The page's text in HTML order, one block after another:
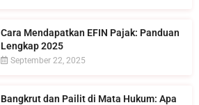
Cara Mendapatkan EFIN Pajak: Panduan
Lengkap 2025
September 22, 2025
Bangkrut dan Pailit di Mata Hukum: Apa